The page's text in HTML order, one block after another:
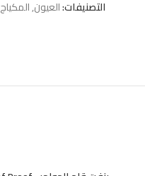
التصنيفات:العيون,المكياج